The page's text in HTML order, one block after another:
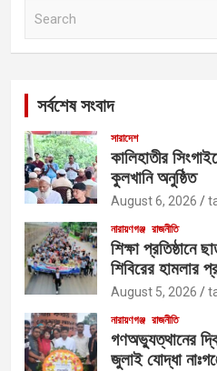
সর্বশেষ সংবাদ
সারাদেশ
কালিহাতীর
কুলখানি অনুষ্ঠিত
August 6, 2026
নারায়ণগঞ্জ রাজনীতি
শিক্ষা প্রতিষ্ঠানে
শিবিরের হামলার
নেতৃত্বে বিক্ষোভ
August 5, 2026
নারায়ণগঞ্জ রাজনীতি
গণঅভ্যুত্থানের
জুলাই যোদ্ধা